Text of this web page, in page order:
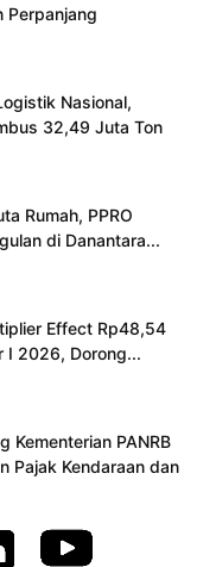
Perpanjang
Nasional,
32,49 Juta Ton
Rumah, PPRO
di Danantara...
Effect Rp48,54
I 2026, Dorong...
Kementerian PANRB
Pajak Kendaraan dan